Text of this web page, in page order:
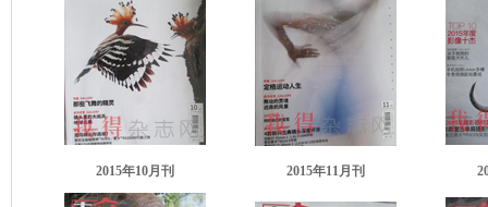
2015年10月刊 2015年11月刊